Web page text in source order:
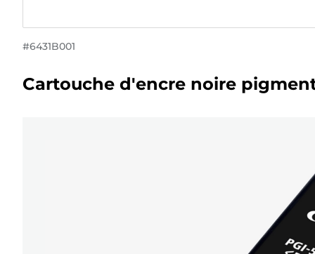
#6431B001
Cartouche d'encre noire